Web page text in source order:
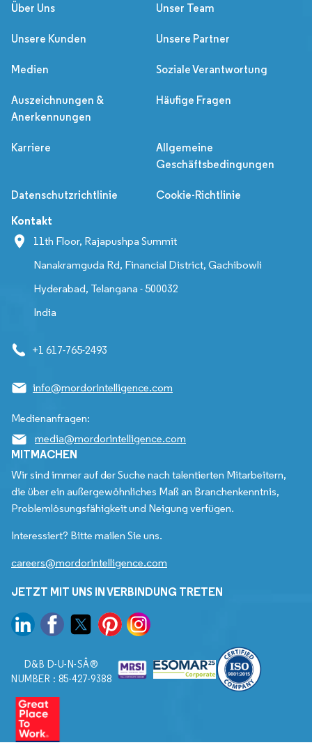
Über Uns
Unser Team
Unsere Kunden Unsere Partner
Medien Soziale Verantwortung
Auszeichnungen &
Anerkennungen
Häufige Fragen
Karriere
Allgemeine
Geschäftsbedingungen
Datenschutzrichtlinie Cookie-Richtlinie
Kontakt
11th Floor, Rajapushpa Summit
Nanakramguda Rd, Financial District, Gachibowli
Hyderabad, Telangana - 500032
India
+1 617-765-2493
info@mordorintelligence.com
Medienanfragen:
media@mordorintelligence.com
MITMACHEN
Wir sind immer auf der Suche nach talentierten Mitarbeitern,
die über ein außergewöhnliches Maß an Branchenkenntnis,
Problemlösungsfähigkeit und Neigung verfügen.
Interessiert? Bitte mailen Sie uns.
careers@mordorintelligence.com
JETZT MIT UNS IN VERBINDUNG TRETEN
D&B D-U-N-SÂ®
NUMBER : 85-427-9388